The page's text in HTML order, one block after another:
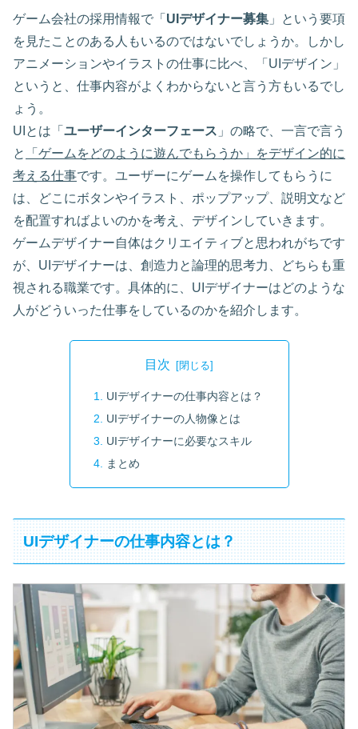
ゲーム会社の採用情報で「 UIデザイナー募集 」という要項
を見たことのある人もいるのではないでしょうか。しかし
アニメーションやイラストの仕事に比べ、「UIデザイン」
というと、仕事内容がよくわからないと言う方もいるでし
ょう。
UIとは「 ユーザーインターフェース 」の略で、一言で言う
と
「ゲームをどのように遊んでもらうか」をデザイン的に
考える仕事です。ユーザーにゲームを操作してもらうに
は、どこにボタンやイラスト、ポップアップ、説明文など
を配置すればよいのかを考え、デザインしていきます。
ゲームデザイナー自体はクリエイティブと思われがちです
が、UIデザイナーは、創造力と論理的思考力、どちらも重
視される職業です。具体的に、UIデザイナーはどのような
人がどういった仕事をしているのかを紹介します。
目次
UIデザイナーの仕事内容とは？
UIデザイナーの人物像とは
UIデザイナーに必要なスキル
まとめ
UIデザイナーの仕事内容とは？